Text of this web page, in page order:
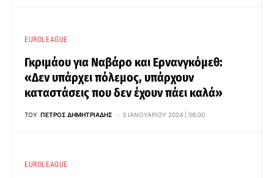
EUROLEAGUE
Γκριμάου για Ναβάρο και Ερνανγκόμεθ:
«Δεν υπάρχει πόλεμος, υπάρχουν
καταστάσεις που δεν έχουν πάει καλά»
ΤΟΥ ΠΈΤΡΟΣ ΔΗΜΗΤΡΙΆΔΗΣ 3 ΙΑΝΟΥΑΡΊΟΥ 2024 | 08:00
EUROLEAGUE